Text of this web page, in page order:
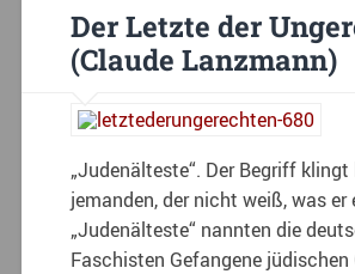
Der Letzte der
(Claude Lanzmann)
„Judenälteste“. Der Begriff
jemanden, der nicht weiß, was er
„Judenälteste“ nannten die
Faschisten Gefangene jüdischen